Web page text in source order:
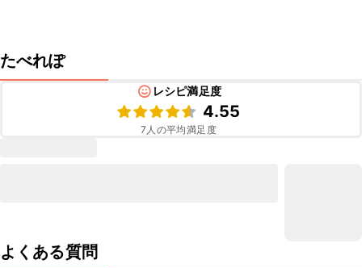
たべれぽ
レシピ満足度
4.55
7 人の平均満足度
よくある質問